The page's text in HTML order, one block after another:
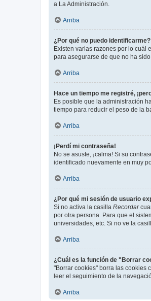
a La Administración.
Arriba
¿Por qué no puedo identificarme?
Existen varias razones por lo cuál
para asegurarse de que no ha
Arriba
Hace un tiempo me registré,
Es posible que la administración
tiempo para reducir el peso de la
Arriba
¡Perdí mi contraseña!
No se asuste, ¡calma! Si su
identificado nuevamente en muy
Arriba
¿Por qué mi sesión de usuario
Si no activa la casilla Recordar
por otra persona. Para que el
universidades, etc. Si no ve la
Arriba
¿Cuál es la función de "Borrar
"Borrar cookies" borra las cookies
leer el seguimiento de la
Arriba